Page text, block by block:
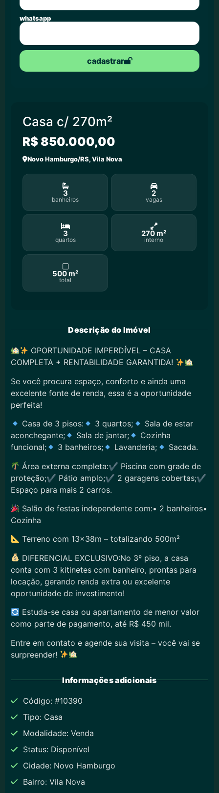
whatsapp
cadastrar
Casa c/ 270m²
R$ 850.000,00
Novo Hamburgo/RS, Vila Nova
3
banheiros
2
vagas
3
quartos
270 m²
interno
500 m²
total
Descrição do Imóvel
OPORTUNIDADE IMPERDÍVEL – CASA
COMPLETA + RENTABILIDADE GARANTIDA!
Se você procura espaço, conforto e ainda uma
excelente fonte de renda, essa é a oportunidade
perfeita!
Casa de 3 pisos:
3 quartos;
Sala de estar
aconchegante;
Sala de jantar;
Cozinha
funcional;
3 banheiros; Lavanderia;
Sacada.
Área externa completa:✔ Piscina com grade de
proteção;✔ Pátio amplo;✔ 2 garagens cobertas;✔
Espaço para mais 2 carros.
Salão de festas independente com:• 2 banheiros•
Cozinha
Terreno com 13x38m – totalizando 500m²
DIFERENCIAL EXCLUSIVO:No 3º piso, a casa
conta com 3 kitinetes com banheiro, prontas para
locação, gerando renda extra ou excelente
oportunidade de investimento!
Estuda-se casa ou apartamento de menor valor
como parte de pagamento, até R$ 450 mil.
Entre em contato e agende sua visita – você vai se
surpreender!
Informações adicionais
Código: #10390
Tipo: Casa
Modalidade: Venda
Status: Disponível
Cidade: Novo Hamburgo
Bairro: Vila Nova